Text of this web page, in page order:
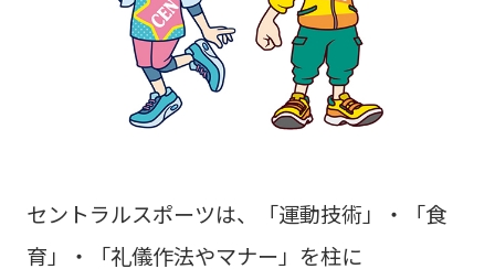
セントラルスポーツは、「運動技術」・「食
育」・「礼儀作法やマナー」を柱に